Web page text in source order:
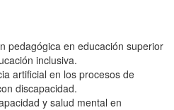
pedagógica en educación superior
inclusiva.
artificial en los procesos de
discapacidad.
y salud mental en